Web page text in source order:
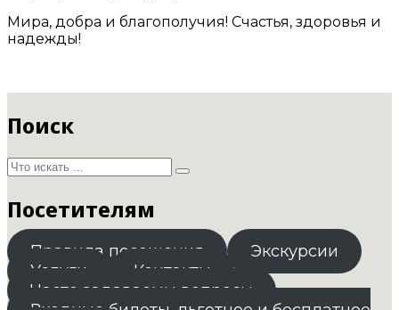
Мира, добра и благополучия! Счастья, здоровья и
надежды!
Поиск
Посетителям
Правила посещения
Экскурсии
Услуги
Контакты
Часто задаваемы вопросы